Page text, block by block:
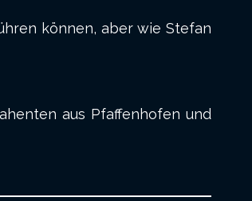
können, aber wie Stefan
aus Pfaffenhofen und